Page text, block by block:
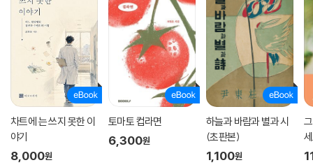
차트에 는 쓰지 못한 이
야기
8,000원
토마토 컵라면
6,300원
하늘과 바람과 별과 시
(초판본)
1,100원